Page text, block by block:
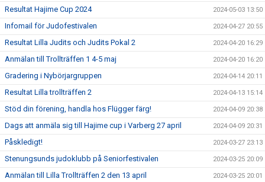
Resultat Hajime Cup 2024 2024-05-03 13:50
Infomail för Judofestivalen 2024-04-27 20:55
Resultat Lilla Judits och Judits Pokal 2 2024-04-20 16:29
Anmälan till Trollträffen 1 4-5 maj 2024-04-20 16:20
Gradering i Nybörjargruppen 2024-04-14 20:11
Resultat Lilla trollträffen 2 2024-04-13 15:14
Stöd din förening, handla hos Flügger färg! 2024-04-09 20:38
Dags att anmäla sig till Hajime cup i Varberg 27 april 2024-04-09 20:31
Påskledigt! 2024-03-27 23:13
Stenungsunds judoklubb på Seniorfestivalen 2024-03-25 20:09
Anmälan till Lilla Trollträffen 2 den 13 april 2024-03-25 20:01